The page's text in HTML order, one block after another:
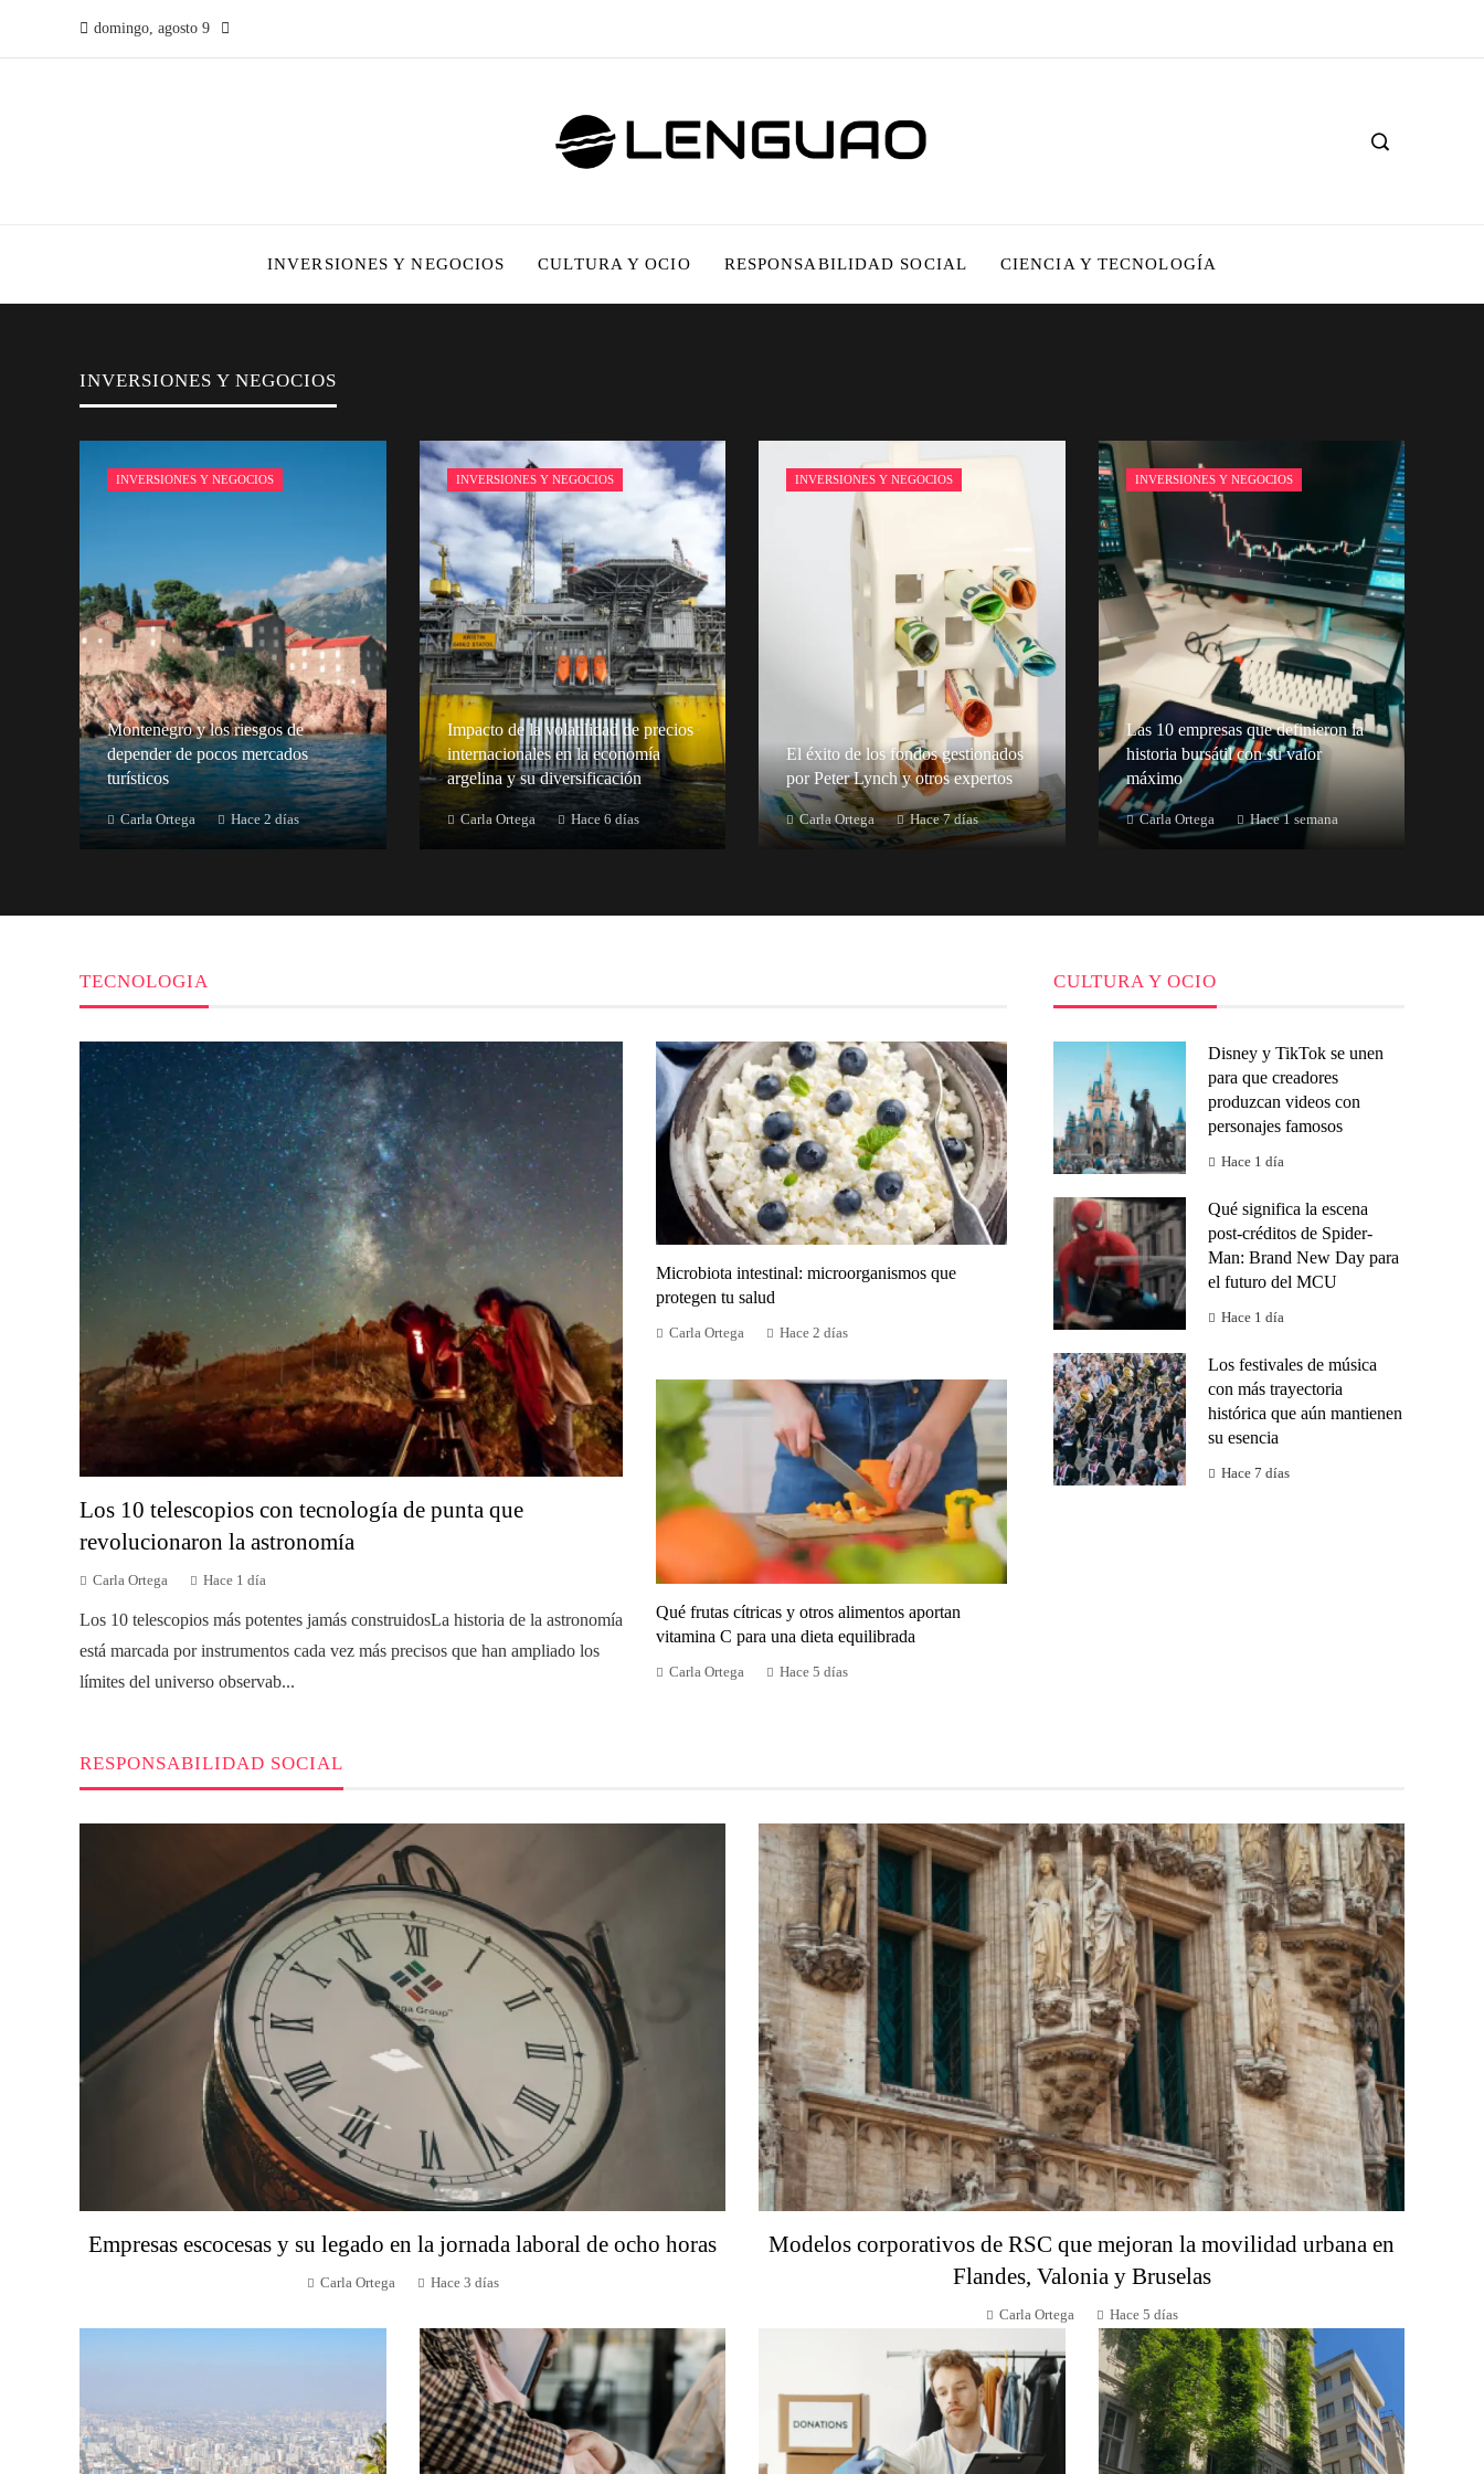
domingo, agosto 9
INVERSIONES Y NEGOCIOS CULTURA Y OCIO RESPONSABILIDAD SOCIAL CIENCIA Y TECNOLOGÍA
INVERSIONES Y NEGOCIOS
INVERSIONES Y NEGOCIOS
Montenegro y los riesgos de
depender de pocos mercados
turísticos
Carla Ortega Hace 2 días
INVERSIONES Y NEGOCIOS
Impacto de la volatilidad de precios
internacionales en la economía
argelina y su diversificación
Carla Ortega Hace 6 días
INVERSIONES Y NEGOCIOS
El éxito de los fondos gestionados
por Peter Lynch y otros expertos
Carla Ortega Hace 7 días
INVERSIONES Y NEGOCIOS
Las 10 empresas que definieron la
historia bursátil con su valor
máximo
Carla Ortega Hace 1 semana
TECNOLOGIA
Los 10 telescopios con tecnología de punta que
revolucionaron la astronomía
Carla Ortega Hace 1 día
Los 10 telescopios más potentes jamás construidosLa historia de la astronomía
está marcada por instrumentos cada vez más precisos que han ampliado los
límites del universo observab...
Microbiota intestinal: microorganismos que
protegen tu salud
Carla Ortega Hace 2 días
Qué frutas cítricas y otros alimentos aportan
vitamina C para una dieta equilibrada
Carla Ortega Hace 5 días
CULTURA Y OCIO
Disney y TikTok se unen
para que creadores
produzcan videos con
personajes famosos
Hace 1 día
Qué significa la escena
post-créditos de Spider-
Man: Brand New Day para
el futuro del MCU
Hace 1 día
Los festivales de música
con más trayectoria
histórica que aún mantienen
su esencia
Hace 7 días
RESPONSABILIDAD SOCIAL
Empresas escocesas y su legado en la jornada laboral de ocho horas
Carla Ortega Hace 3 días
Modelos corporativos de RSC que mejoran la movilidad urbana en
Flandes, Valonia y Bruselas
Carla Ortega Hace 5 días